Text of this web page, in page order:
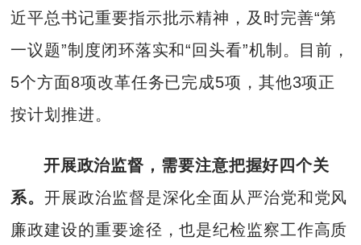
近平总书记重要指示批示精神，及时完善“第
一议题”制度闭环落实和“回头看”机制。目前，
5个方面8项改革任务已完成5项，其他3项正
按计划推进。
开展政治监督，需要注意把握好四个关
系。开展政治监督是深化全面从严治党和党风
廉政建设的重要途径，也是纪检监察工作高质